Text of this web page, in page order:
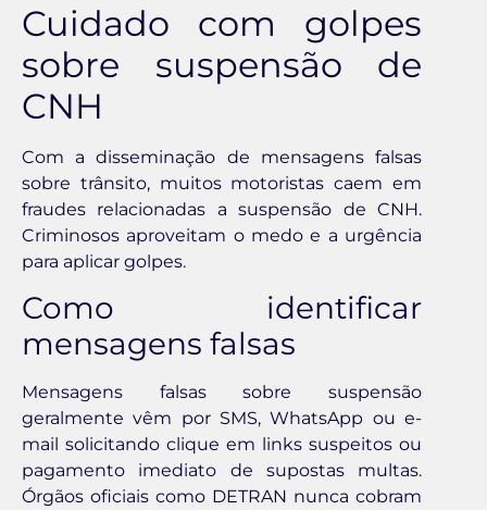
Cuidado com golpes
sobre suspensão de
CNH
Com a disseminação de mensagens falsas
sobre trânsito, muitos motoristas caem em
fraudes relacionadas a suspensão de CNH.
Criminosos aproveitam o medo e a urgência
para aplicar golpes.
Como identificar
mensagens falsas
Mensagens falsas sobre suspensão
geralmente vêm por SMS, WhatsApp ou e-
mail solicitando clique em links suspeitos ou
pagamento imediato de supostas multas.
Órgãos oficiais como DETRAN nunca cobram